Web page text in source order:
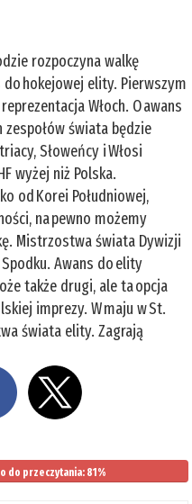
rozpoczyna walkę
hokejowej elity. Pierwszym
Włoch. O awans
świata będzie
Słoweńcy i Włosi
wyżej niż Polska.
od Korei Południowej,
na pewno możemy
Mistrzostwa świata Dywizji
Awans do elity
także drugi, ale ta opcja
imprezy. W maju w St.
świata elity. Zagrają
do przeczytania: 81%